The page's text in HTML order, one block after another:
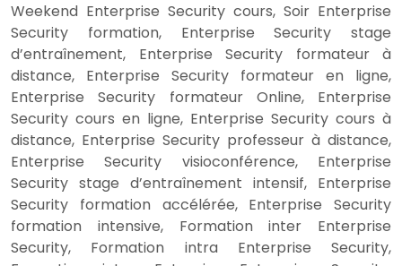
Weekend Enterprise Security cours, Soir Enterprise
Security formation, Enterprise Security stage
d’entraînement, Enterprise Security formateur à
distance, Enterprise Security formateur en ligne,
Enterprise Security formateur Online, Enterprise
Security cours en ligne, Enterprise Security cours à
distance, Enterprise Security professeur à distance,
Enterprise Security visioconférence, Enterprise
Security stage d’entraînement intensif, Enterprise
Security formation accélérée, Enterprise Security
formation intensive, Formation inter Enterprise
Security, Formation intra Enterprise Security,